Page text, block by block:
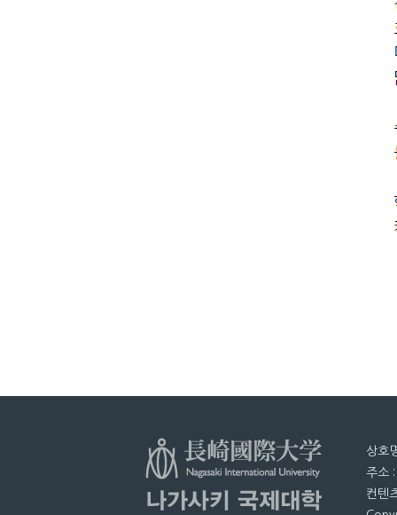
상호
주소
컨텐